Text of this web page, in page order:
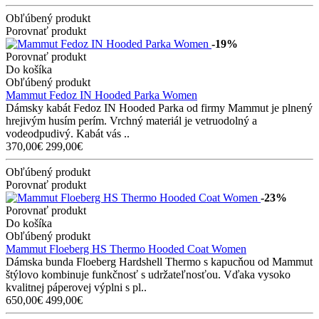
Obľúbený produkt
Porovnať produkt
-19%
Porovnať produkt
Do košíka
Obľúbený produkt
Mammut Fedoz IN Hooded Parka Women
Dámsky kabát Fedoz IN Hooded Parka od firmy Mammut je plnený
hrejivým husím perím. Vrchný materiál je vetruodolný a
vodeodpudivý. Kabát vás ..
370,00€ 299,00€
Obľúbený produkt
Porovnať produkt
-23%
Porovnať produkt
Do košíka
Obľúbený produkt
Mammut Floeberg HS Thermo Hooded Coat Women
Dámska bunda Floeberg Hardshell Thermo s kapucňou od Mammut
štýlovo kombinuje funkčnosť s udržateľnosťou. Vďaka vysoko
kvalitnej páperovej výplni s pl..
650,00€ 499,00€